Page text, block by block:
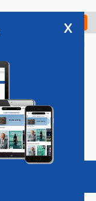
Check in
Vacatures
x